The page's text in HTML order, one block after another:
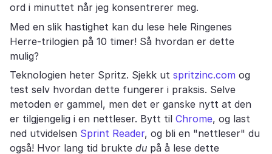
ord i minuttet når jeg konsentrerer meg.
Med en slik hastighet kan du lese hele Ringenes
Herre-trilogien på 10 timer! Så hvordan er dette
mulig?
Teknologien heter Spritz. Sjekk ut spritzinc.com og
test selv hvordan dette fungerer i praksis. Selve
metoden er gammel, men det er ganske nytt at den
er tilgjengelig i en nettleser. Bytt til Chrome, og last
ned utvidelsen Sprint Reader, og bli en "nettleser" du
også! Hvor lang tid brukte du på å lese dette